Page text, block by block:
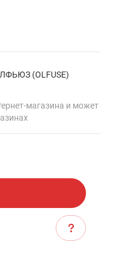
(OLFUSE)
магазина и может